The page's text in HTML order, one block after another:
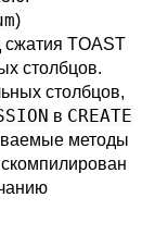
)
сжатия TOAST
столбцов.
столбцов,
в CREATE
методы
скомпилирован